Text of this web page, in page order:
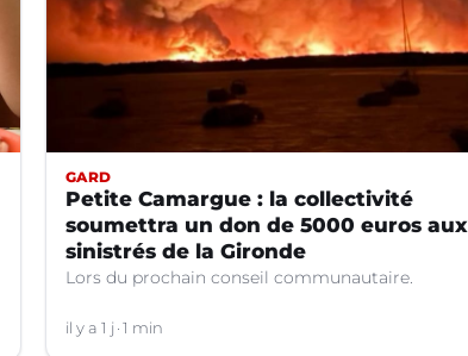
GARD
Petite Camargue : la collectivité
soumettra un don de 5000 euros aux
sinistrés de la Gironde
Lors du prochain conseil communautaire.
il y a 1 j 1 min